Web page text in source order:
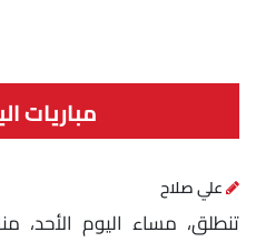
مباريات
علي صلاح